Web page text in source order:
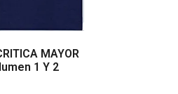
MAYOR
1 Y 2